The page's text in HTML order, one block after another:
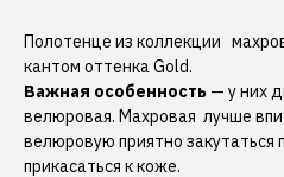
Полотенце из коллекции
кантом оттенка Gold.
Важная особенность — у них
велюровая. Махровая лучше
велюровую приятно закутаться
прикасаться к коже.